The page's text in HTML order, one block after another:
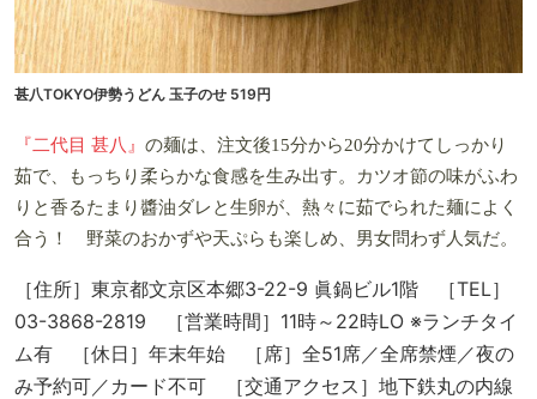
甚八TOKYO伊勢うどん 玉子のせ 519円
『二代目 甚八』 の麺は、注文後15分から20分かけてしっかり
茹で、もっちり柔らかな食感を生み出す。カツオ節の味がふわ
りと香るたまり醬油ダレと生卵が、熱々に茹でられた麺によく
合う！ 野菜のおかずや天ぷらも楽しめ、男女問わず人気だ。
［住所］東京都文京区本郷3-22-9 眞鍋ビル1階 ［TEL］
03-3868-2819 ［営業時間］11時～22時LO ※ランチタイ
ム有 ［休日］年末年始 ［席］全51席／全席禁煙／夜の
み予約可／カード不可 ［交通アクセス］地下鉄丸の内線